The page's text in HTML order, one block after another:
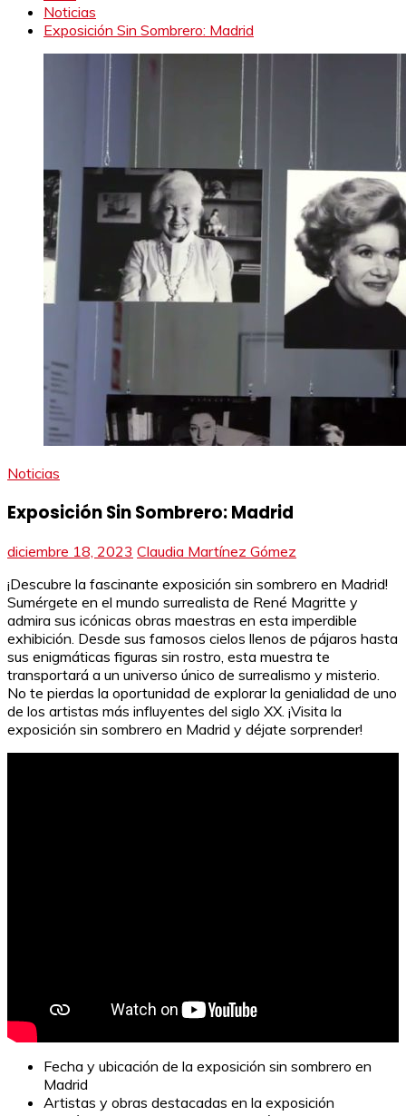
Noticias
Exposición Sin Sombrero: Madrid
Noticias
Exposición Sin Sombrero: Madrid
diciembre 18, 2023 Claudia Martínez Gómez
¡Descubre la fascinante exposición sin sombrero en Madrid!
Sumérgete en el mundo surrealista de René Magritte y
admira sus icónicas obras maestras en esta imperdible
exhibición. Desde sus famosos cielos llenos de pájaros hasta
sus enigmáticas figuras sin rostro, esta muestra te
transportará a un universo único de surrealismo y misterio.
No te pierdas la oportunidad de explorar la genialidad de uno
de los artistas más influyentes del siglo XX. ¡Visita la
exposición sin sombrero en Madrid y déjate sorprender!
Fecha y ubicación de la exposición sin sombrero en
Madrid
Artistas y obras destacadas en la exposición